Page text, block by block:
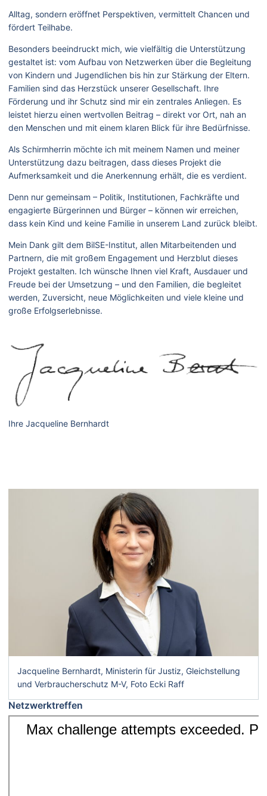
Alltag, sondern eröffnet Perspektiven, vermittelt Chancen und
fördert Teilhabe.
Besonders beeindruckt mich, wie vielfältig die Unterstützung
gestaltet ist: vom Aufbau von Netzwerken über die Begleitung
von Kindern und Jugendlichen bis hin zur Stärkung der Eltern.
Familien sind das Herzstück unserer Gesellschaft. Ihre
Förderung und ihr Schutz sind mir ein zentrales Anliegen. Es
leistet hierzu einen wertvollen Beitrag – direkt vor Ort, nah an
den Menschen und mit einem klaren Blick für ihre Bedürfnisse.
Als Schirmherrin möchte ich mit meinem Namen und meiner
Unterstützung dazu beitragen, dass dieses Projekt die
Aufmerksamkeit und die Anerkennung erhält, die es verdient.
Denn nur gemeinsam – Politik, Institutionen, Fachkräfte und
engagierte Bürgerinnen und Bürger – können wir erreichen,
dass kein Kind und keine Familie in unserem Land zurück bleibt.
Mein Dank gilt dem BilSE-Institut, allen Mitarbeitenden und
Partnern, die mit großem Engagement und Herzblut dieses
Projekt gestalten. Ich wünsche Ihnen viel Kraft, Ausdauer und
Freude bei der Umsetzung – und den Familien, die begleitet
werden, Zuversicht, neue Möglichkeiten und viele kleine und
große Erfolgserlebnisse.
Ihre Jacqueline Bernhardt
Jacqueline Bernhardt, Ministerin für Justiz, Gleichstellung
und Verbraucherschutz M-V, Foto Ecki Raff
Netzwerktreffen